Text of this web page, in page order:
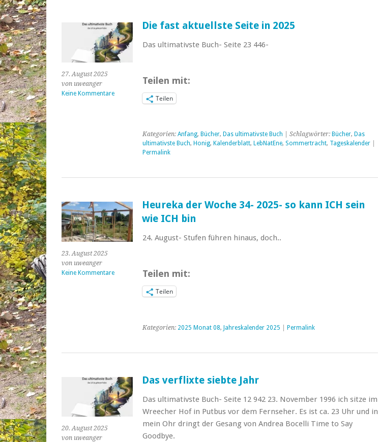
27. August 2025
von uweanger
Keine Kommentare
Die fast aktuellste Seite in 2025
Das ultimativste Buch- Seite 23 446-
Teilen mit:
Teilen
Kategorien: Anfang, Bücher, Das ultimativste Buch | Schlagwörter: Bücher, Das
ultimativste Buch, Honig, Kalenderblatt, LebNatEne, Sommertracht, Tageskalender|
Permalink
23. August 2025
von uweanger
Keine Kommentare
Heureka der Woche 34- 2025- so kann ICH sein
wie ICH bin
24. August- Stufen führen hinaus, doch..
Teilen mit:
Teilen
Kategorien: 2025 Monat 08, Jahreskalender 2025 Permalink
20. August 2025
von uweanger
Das verflixte siebte Jahr
Das ultimativste Buch- Seite 12 942 23. November 1996 ich sitze im
Wreecher Hof in Putbus vor dem Fernseher. Es ist ca. 23 Uhr und in
mein Ohr dringt der Gesang von Andrea Bocelli Time to Say
Goodbye.